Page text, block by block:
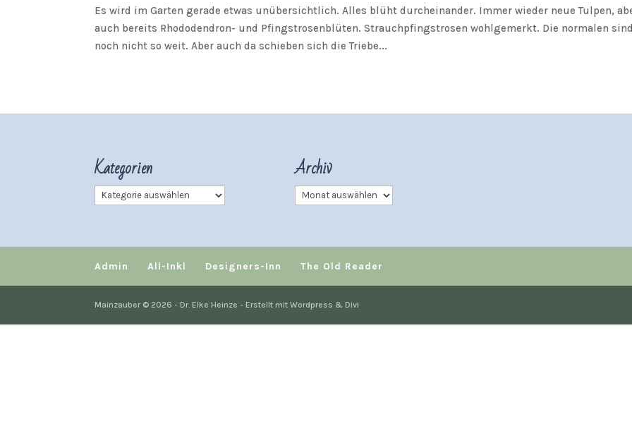
Es wird im Garten gerade etwas unübersichtlich. Alles blüht durcheinander. Immer wieder neue Tulpen,
auch bereits Rhododendron- und Pfingstrosenblüten. Strauchpfingstrosen wohlgemerkt. Die normalen sind
noch nicht so weit. Aber auch da schieben sich die Triebe...
Kategorien
Kategorien
Archiv
Archiv
Admin All-Inkl Designers-Inn The Old Reader
Mainzauber © 2026 - Dr. Elke Heinze - Erstellt mit Wordpress & Divi